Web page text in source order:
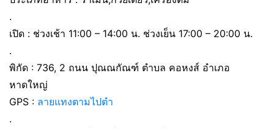
.
เปิด : ช่วงเช้า 11:00 – 14:00 น. ช่วงเย็น 17:00 – 20:00 น.
.
พิกัด : 736, 2 ถนน ปุณณกัณฑ์ ตำบล คอหงส์ อำเภอ
หาดใหญ่
GPS : ลายแทงตามไปตำ
.